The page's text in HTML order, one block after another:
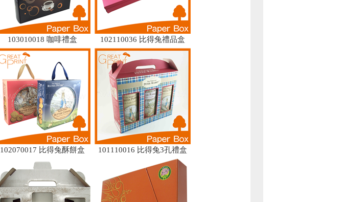
103010018 咖啡禮盒 102110036 比得兔禮品盒
102070017 比得兔酥餅盒 101110016 比得兔3孔禮盒